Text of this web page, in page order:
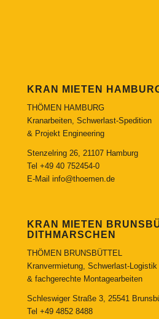
KRAN MIETEN
THÖMEN HAMBURG
Kranarbeiten, Schwerlast-Spedition
& Projekt Engineering
Stenzelring 26, 21107 Hamburg
Tel +49 40 752454-0
E-Mail info@thoemen.de
KRAN MIETEN
DITHMARSCHEN
THÖMEN BRUNSBÜTTEL
Kranvermietung, Schwerlast-Logistik
& fachgerechte Montagearbeiten
Schleswiger Straße 3, 25541
Tel +49 4852 8488